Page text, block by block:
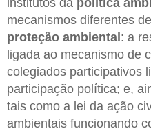
mecanismos diferentes
proteção ambiental: a
ligada ao mecanismo de
colegiados participativos
participação política; e,
tais como a lei da ação
ambientais funcionando